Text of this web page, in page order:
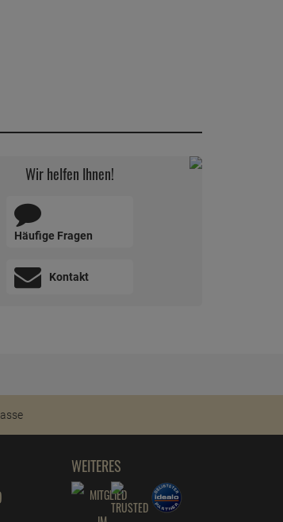
Wir helfen Ihnen!
Häufige Fragen
Kontakt
WEITERES